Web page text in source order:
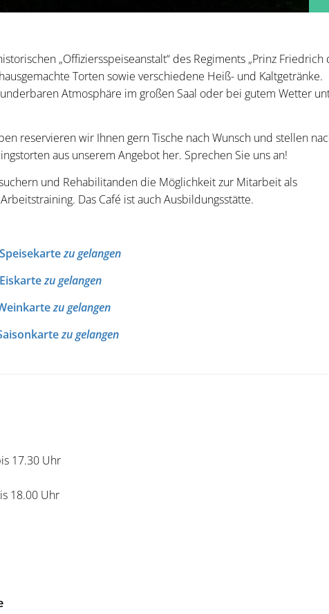
„Offiziersspeiseanstalt“ des Regiments „Prinz Friedrich
Torten sowie verschiedene Heiß- und Kaltgetränke.
Atmosphäre im großen Saal oder bei gutem Wetter
reservieren wir Ihnen gern Tische nach Wunsch und stellen
aus unserem Angebot her. Sprechen Sie uns an!
und Rehabilitanden die Möglichkeit zur Mitarbeit als
Das Café ist auch Ausbildungsstätte.
Speisekartezu gelangen
Eiskartezu gelangen
zu gelangen
zu gelangen
17.30 Uhr
18.00 Uhr